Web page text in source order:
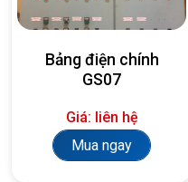
Bảng điện chính
GS07
Giá: liên hệ
Mua ngay